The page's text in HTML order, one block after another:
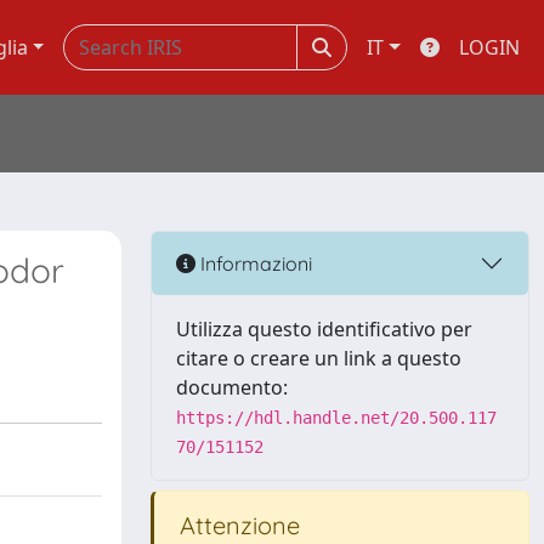
IT LOGIN
Informazioni
Utilizza questo identificativo per
citare o creare un link a questo
documento:
https://hdl.handle.net/20.500.117
70/151152
Attenzione